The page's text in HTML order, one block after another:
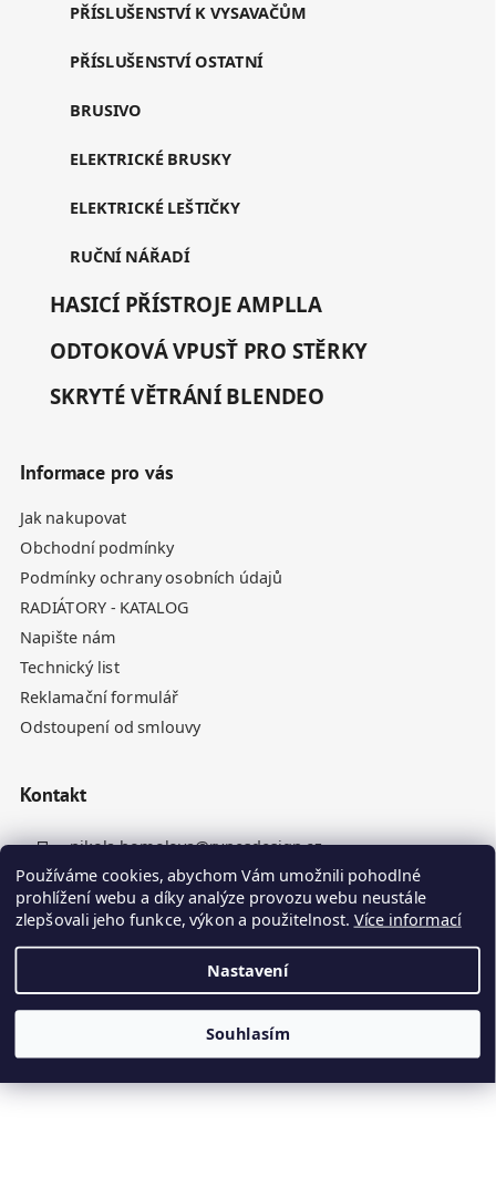
Používáme cookies, abychom Vám umožnili pohodlné
prohlížení webu a díky analýze provozu webu neustále
zlepšovali jeho funkce, výkon a použitelnost. Více informací
Nastavení
Souhlasím
PŘÍSLUŠENSTVÍ K VYSAVAČŮM
PŘÍSLUŠENSTVÍ OSTATNÍ
BRUSIVO
ELEKTRICKÉ BRUSKY
ELEKTRICKÉ LEŠTIČKY
RUČNÍ NÁŘADÍ
HASICÍ PŘÍSTROJE AMPLLA
ODTOKOVÁ VPUSŤ PRO STĚRKY
SKRYTÉ VĚTRÁNÍ BLENDEO
Informace pro vás
Jak nakupovat
Obchodní podmínky
Podmínky ochrany osobních údajů
RADIÁTORY - KATALOG
Napište nám
Technický list
Reklamační formulář
Odstoupení od smlouvy
Kontakt
nikola.homolova@rynesdesign.cz
+420 770 676 110
Vytvořil Shoptet
Copyright 2026Ryneš Design. Všechna práva vyhrazena.